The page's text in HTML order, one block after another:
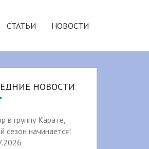
СТАТЬИ НОВОСТИ
НОВОСТИ
в группу Карате,
сезон начинается!